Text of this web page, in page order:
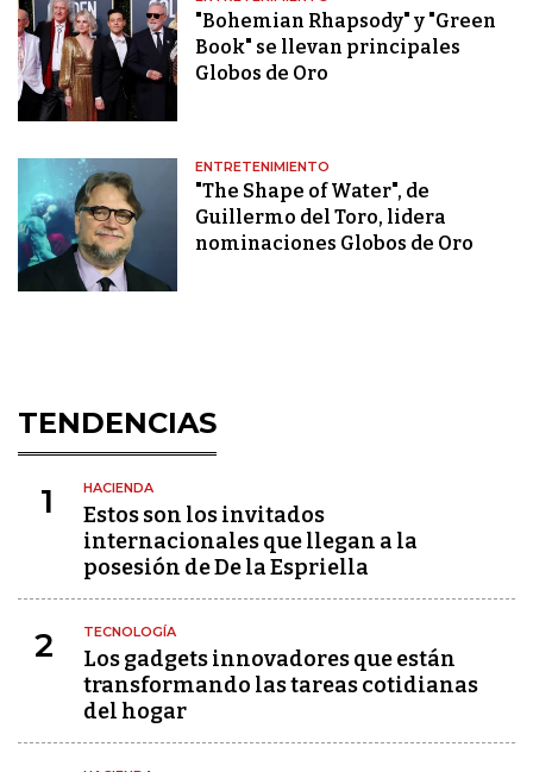
"Bohemian Rhapsody" y "Green
Book" se llevan principales
Globos de Oro
ENTRETENIMIENTO
"The Shape of Water", de
Guillermo del Toro, lidera
nominaciones Globos de Oro
TENDENCIAS
1 HACIENDA
Estos son los invitados
internacionales que llegan a la
posesión de De la Espriella
2 TECNOLOGÍA
Los gadgets innovadores que están
transformando las tareas cotidianas
del hogar